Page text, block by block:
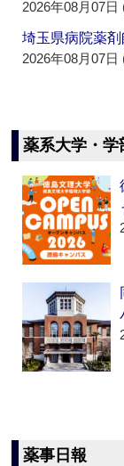
2026年08月07日
埼玉県病院薬
2026年08月07日
薬系大学・学
薬事日報